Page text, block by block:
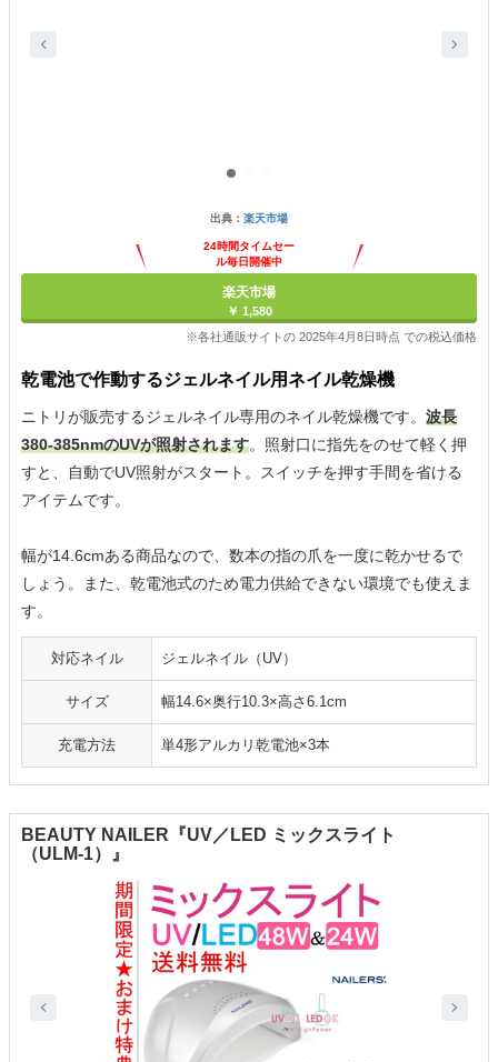
出典： 楽天市場
24時間タイムセー
ル毎日開催中
楽天市場
￥ 1,580
※各社通販サイトの 2025年4月8日時点 での税込価格
乾電池で作動するジェルネイル用ネイル乾燥機
ニトリが販売するジェルネイル専用のネイル乾燥機です。 波長
380-385nmのUVが照射されます。照射口に指先をのせて軽く押
すと、自動でUV照射がスタート。スイッチを押す手間を省ける
アイテムです。
幅が14.6cmある商品なので、数本の指の爪を一度に乾かせるで
しょう。また、乾電池式のため電力供給できない環境でも使えま
す。
対応ネイル ジェルネイル（UV）
サイズ 幅14.6×奥行10.3×高さ6.1cm
充電方法 単4形アルカリ乾電池×3本
BEAUTY NAILER『UV／LED ミックスライト
（ULM-1）』